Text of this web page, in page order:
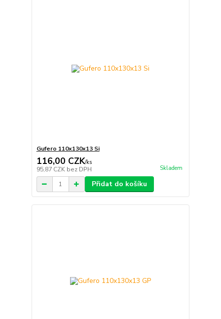
Gufero 110x130x13 Si
116,00 CZK/ks
95,87 CZK bez DPH Skladem
Přidat do košíku